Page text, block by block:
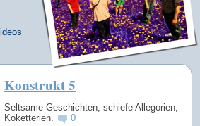
Konstrukt 5
Seltsame Geschichten, schiefe Allegorien,
Koketterien.
0